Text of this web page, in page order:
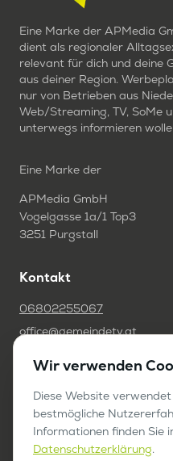
Eine Marke der APMedia
dient als regionaler
relevant für dich und deine
aus deiner Region.
nur von Betrieben aus
Web/Streaming, TV, SoMe
unterwegs informieren
Eine Marke der
APMedia GmbH
Vogelgasse 1a/1 Top3
3251 Purgstall
Kontakt
06802255067
office@gemeindetv.at
FAQ
IMPRESSUM
DATENSCHUTZ
Wir verwenden
Diese Website
bestmögliche
Informationen finden Sie
Datenschutzerklärung.